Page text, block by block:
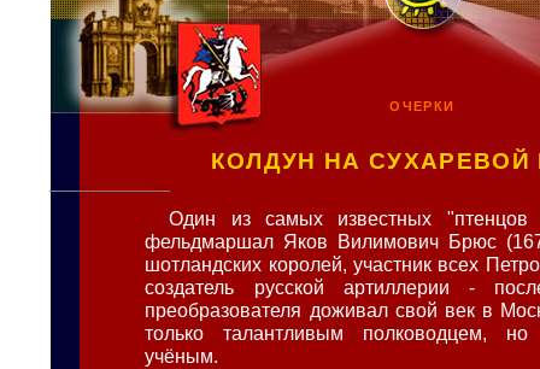
ОЧЕРКИ
КОЛДУН НА
Один из самых известных "птенцов
фельдмаршал Яков Вилимович Брюс
шотландских королей, участник всех
создатель русской артиллерии -
преобразователя доживал свой век в
только талантливым полководцем,
учёным.